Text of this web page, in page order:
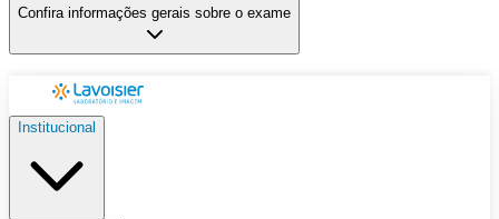
Confira informações gerais sobre o exame
Institucional